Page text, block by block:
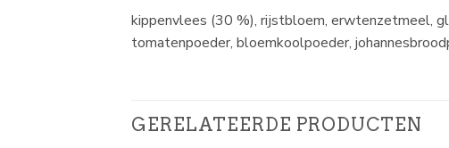
kippenvlees (30 %), rijstbloem, erwtenzetmeel,
tomatenpoeder, bloemkoolpoeder,
GERELATEERDE PRODUCTEN